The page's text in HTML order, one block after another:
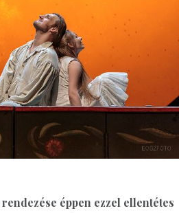
éppen ezzel ellentétes